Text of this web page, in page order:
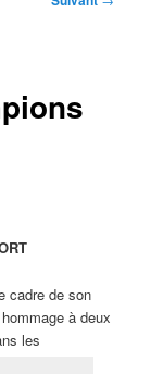
cadre de son
à deux
les